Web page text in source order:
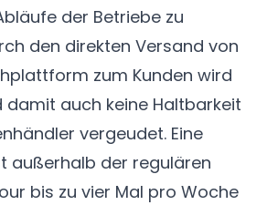
der Betriebe zu
den direkten Versand von
zum Kunden wird
damit auch keine Haltbarkeit
vergeudet. Eine
außerhalb der regulären
bis zu vier Mal pro Woche